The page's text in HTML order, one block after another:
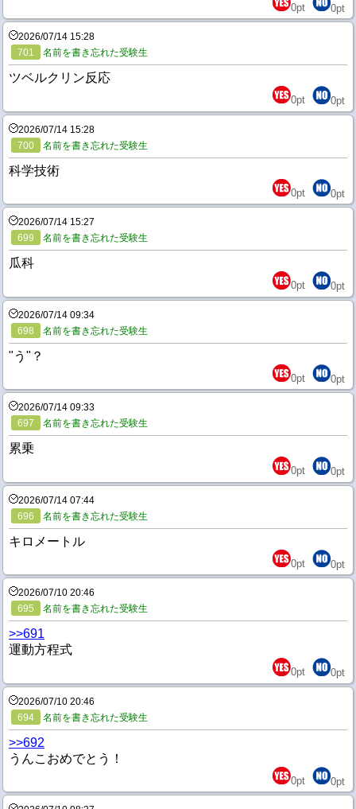
0pt 0pt
2026/07/14 15:28
701
名前を書き忘れた受験生
ツベルクリン反応
0pt 0pt
2026/07/14 15:28
700
名前を書き忘れた受験生
科学技術
0pt 0pt
2026/07/14 15:27
699
名前を書き忘れた受験生
瓜科
0pt 0pt
2026/07/14 09:34
698
名前を書き忘れた受験生
"う"？
0pt 0pt
2026/07/14 09:33
697
名前を書き忘れた受験生
累乗
0pt 0pt
2026/07/14 07:44
696
名前を書き忘れた受験生
キロメートル
0pt 0pt
2026/07/10 20:46
695
名前を書き忘れた受験生
>>691
運動方程式
0pt 0pt
2026/07/10 20:46
694
名前を書き忘れた受験生
>>692
うんこおめでとう！
0pt 0pt